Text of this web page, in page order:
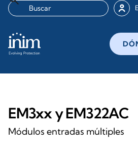
EM3xx y EM322AC
Módulos entradas múltiples